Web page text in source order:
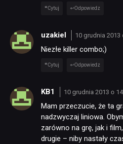
Cytuj Odpowiedz
uzakiel 10 grudnia 2013
Niezłe killer combo;)
Cytuj Odpowiedz
KB1 10 grudnia 2013 o
Mam przeczucie, że ta
nadzwyczaj liniowa.
zarówno na grę, jak i
drugie – niby nastały